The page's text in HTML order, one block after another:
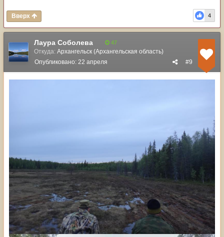
4
Вверх
Лаура Соболева 47
Откуда: Архангельск (Архангельская область)
#9
Опубликовано: 22 апреля